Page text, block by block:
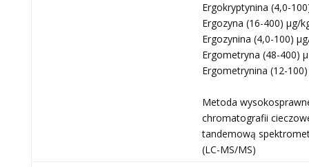
Ergokryptynina (4,0-
Ergozyna (16-400) μg/
Ergozynina (4,0-100)
Ergometryna (48-400)
Ergometrynina (12-
Metoda
chromatografii
tandemową
(LC-MS/MS)